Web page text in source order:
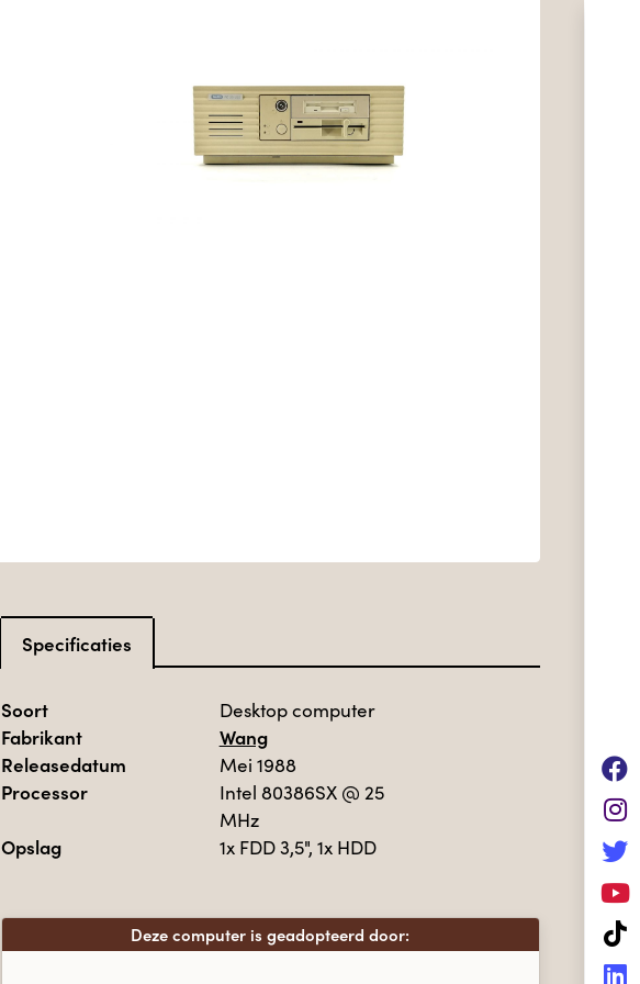
Specificaties
Soort Desktop computer
Fabrikant
Wang
Releasedatum
Mei 1988
Processor Intel 80386SX @ 25
MHz
Opslag 1x FDD 3,5", 1x HDD
Deze computer is geadopteerd door: